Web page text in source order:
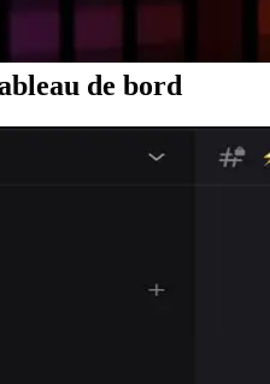
les blockchains, la
de bord